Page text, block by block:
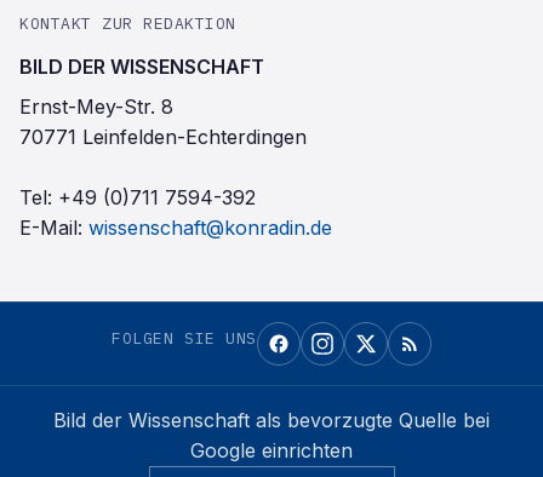
KONTAKT ZUR REDAKTION
BILD DER WISSENSCHAFT
Ernst-Mey-Str. 8
70771 Leinfelden-Echterdingen
Tel: +49 (0)711 7594-392
E-Mail: wissenschaft@konradin.de
FOLGEN SIE UNS
Bild der Wissenschaft als bevorzugte Quelle bei
Google einrichten